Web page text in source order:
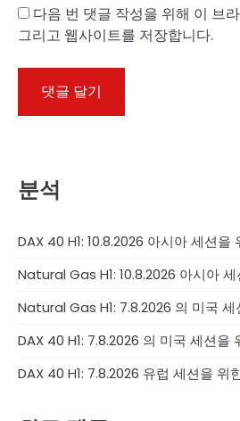
다음 번 댓글 작성을 위해 이 브
그리고 웹사이트를 저장합니다.
분석
DAX 40 H1: 10.8.2026 아시아 세션을
Natural Gas H1: 10.8.2026 아시아
Natural Gas H1: 7.8.2026 의 미국 세
DAX 40 H1: 7.8.2026 의 미국 세션을
DAX 40 H1: 7.8.2026 유럽 세션을 위